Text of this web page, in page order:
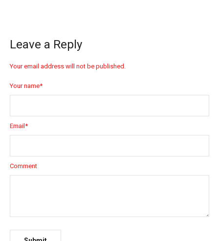
Leave a Reply
Your email address will not be published.
Your name*
Email *
Comment